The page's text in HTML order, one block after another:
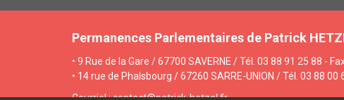
Permanences Parlementaires de Patrick
• 9 Rue de la Gare / 67700 SAVERNE / Tél. 03 88 91 25 88 -
• 14 rue de Phalsbourg / 67260 SARRE-UNION / Tél. 03 88 00